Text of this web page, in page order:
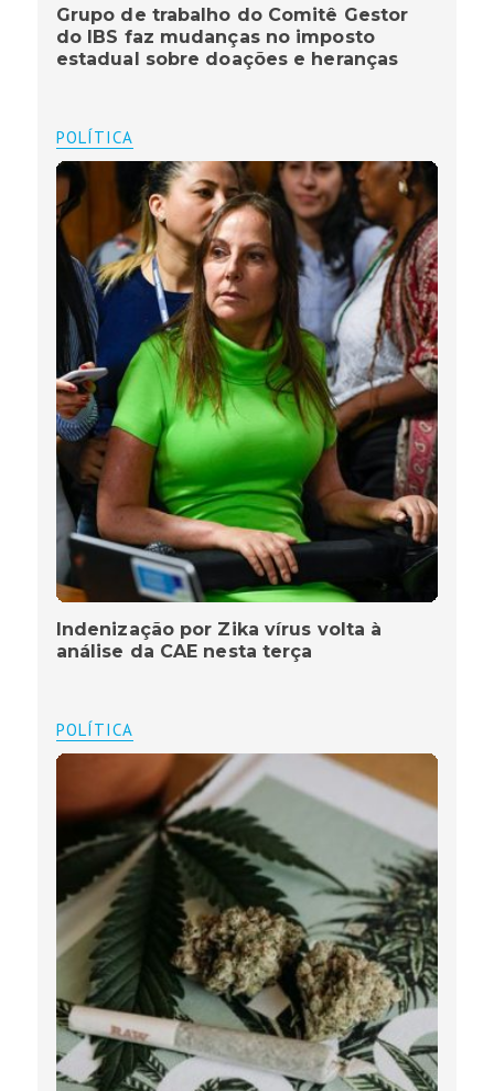
Grupo de trabalho do Comitê Gestor
do IBS faz mudanças no imposto
estadual sobre doações e heranças
POLÍTICA
Indenização por Zika vírus volta à
análise da CAE nesta terça
POLÍTICA